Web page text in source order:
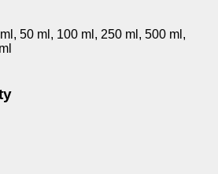
50 ml, 100 ml, 250 ml, 500 ml,